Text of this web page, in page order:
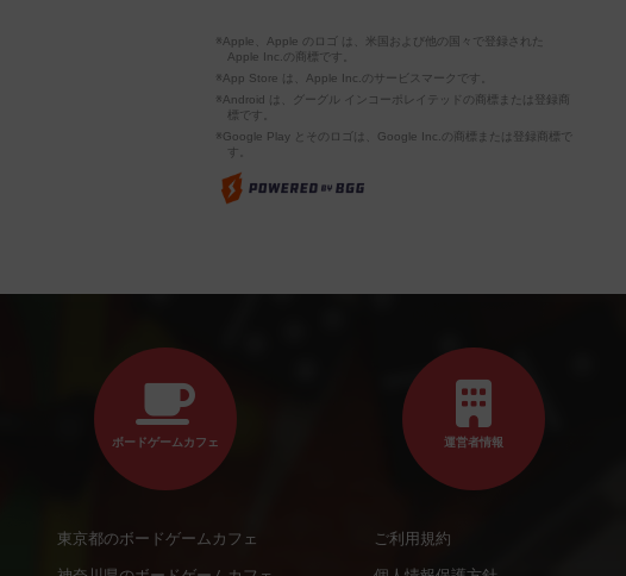
※Apple、Apple のロゴ は、米国および他の国々で登録された
Apple Inc.の商標です。
※App Store は、Apple Inc.のサービスマークです。
※Android は、グーグル インコーポレイテッドの商標または登録商
標です。
※Google Play とそのロゴは、Google Inc.の商標または登録商標で
す。
ボードゲームカフェ
東京都のボードゲームカフェ
運営者情報
ご利用規約